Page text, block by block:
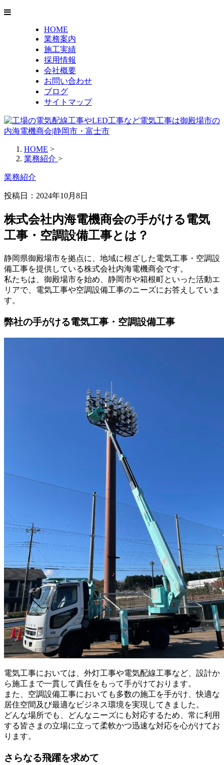
HOME
業務案内
施工実績
採用情報
会社概要
お問い合わせ
ブログ
サイトマップ
HOME >
業務紹介 >
業務紹介
投稿日：2024年10月8日
株式会社内海電機商会の手がける電気
工事・空調設備工事とは？
静岡県御殿場市を拠点に、地域に根ざした電気工事・空調設
備工事を提供している株式会社内海電機商会です。
私たちは、御殿場市を始め、静岡市や箱根町といった活動エ
リアで、電気工事や空調設備工事のニーズにお答えしていま
す。
弊社の手がける電気工事・空調設備工事
電気工事においては、外灯工事や電気配線工事など、設計か
ら施工まで一貫して責任をもって手がけております。
また、空調設備工事においても多数の施工を手がけ、快適な
居住空間及び最適なビジネス環境を実現してきました。
どんな場所でも、どんなニーズにも対応するため、常に利用
する皆さまの立場に立って柔軟かつ迅速な対応を心がけてお
ります。
さらなる飛躍を求めて